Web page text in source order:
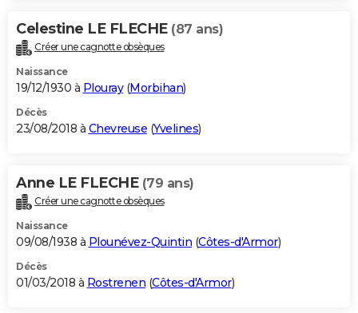
Celestine LE FLECHE (87 ans)
Créer une cagnotte obsèques
Naissance
19/12/1930 à Plouray(Morbihan)
Décès
23/08/2018 à Chevreuse (Yvelines)
Anne LE FLECHE (79 ans)
Créer une cagnotte obsèques
Naissance
09/08/1938 à Plounévez-Quintin (Côtes-d'Armor)
Décès
01/03/2018 à Rostrenen (Côtes-d'Armor)